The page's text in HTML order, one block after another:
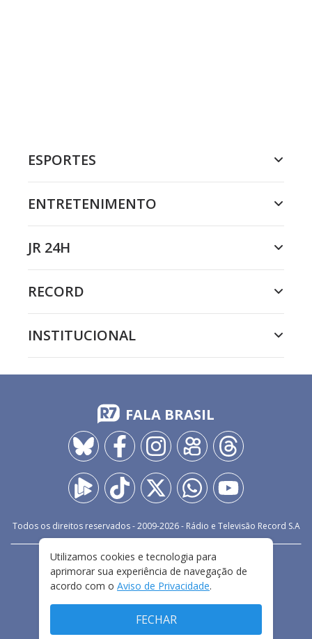
ESPORTES
ENTRETENIMENTO
JR 24H
RECORD
INSTITUCIONAL
FALA BRASIL
Todos os direitos reservados - 2009-2026- Rádio e Televisão Record S.A
FALE CONOSCO
PRIVACIDADE
TERMOS E CONDIÇÕES DE USO
Utilizamos cookies e tecnologia para
aprimorar sua experiência de navegação de
acordo com o Aviso de Privacidade.
FECHAR